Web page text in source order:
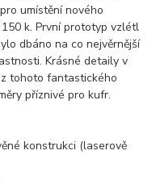
umístění nového
k. První prototyp vzlétl
dbáno na co nejvěrnější
Krásné detaily v
tohoto fantastického
příznivé pro kufr.
konstrukci (laserově